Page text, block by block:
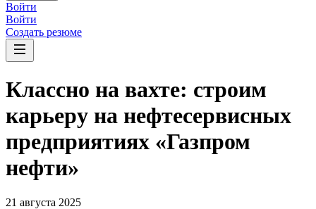
Войти
Войти
Создать резюме
Классно на вахте: строим
карьеру на нефтесервисных
предприятиях «Газпром
нефти»
21 августа 2025